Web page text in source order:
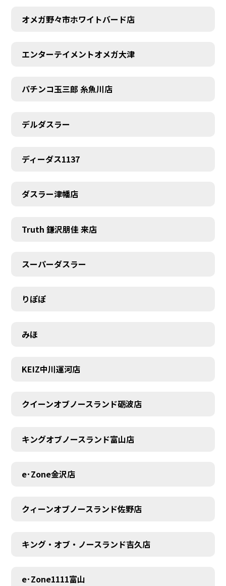
オメガ野々市ホワイトバード店
エンターテイメントオメガ大津
パチンコ玉三郎 糸魚川店
デルダスラー
ディーダス1137
ダスラー津幡店
Truth 鎌沢朋佳 来店
スーパーダスラー
りぽぽ
みほ
KEIZ中川運河店
クイーンオブノースランド砺波店
キングオブノースランド富山店
e･Zone金沢店
クィーンオブノースランド佐野店
キング・オブ・ノースランド吉久店
e･Zone1111富山